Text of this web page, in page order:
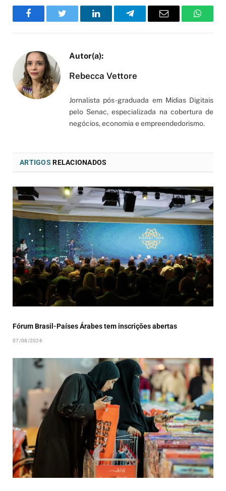
FacebookTwitter LinkedInTelegramEmail
Rebecca Vettore
Jornalista pós-graduada em Mídias Digitais
pelo Senac, especializada na cobertura de
negócios, economia e empreendedorismo.
ARTIGOS RELACIONADOS
Fórum Brasil-Países Árabes tem inscrições abertas
07/08/2026